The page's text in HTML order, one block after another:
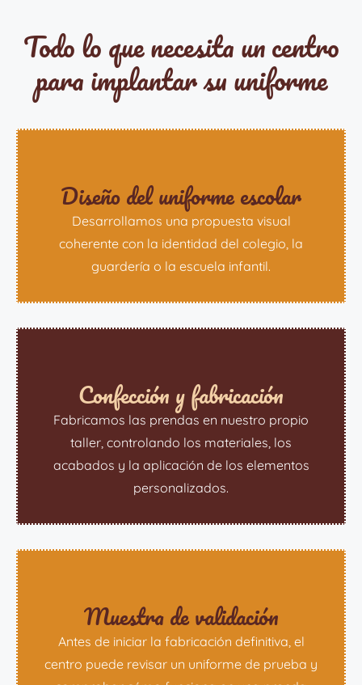
Todo lo que necesita un centro
para implantar su uniforme
Diseño del uniforme escolar
Desarrollamos una propuesta visual
coherente con la identidad del colegio, la
guardería o la escuela infantil.
Confección y fabricación
Fabricamos las prendas en nuestro propio
taller, controlando los materiales, los
acabados y la aplicación de los elementos
personalizados.
Muestra de validación
Antes de iniciar la fabricación definitiva, el
centro puede revisar un uniforme de prueba y